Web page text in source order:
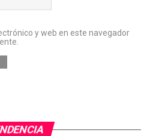
y web en este navegador